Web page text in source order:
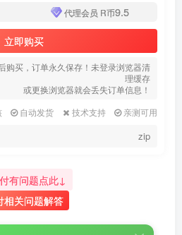
代理会员 R币9.5
立即购买
后购买，订单永久保存！未登录浏览器清
理缓存
或更换浏览器就会丢失订单信息！
自动发货 技术支持 亲测可用
zip
有问题点此↓
相关问题解答